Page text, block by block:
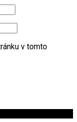
v tomto